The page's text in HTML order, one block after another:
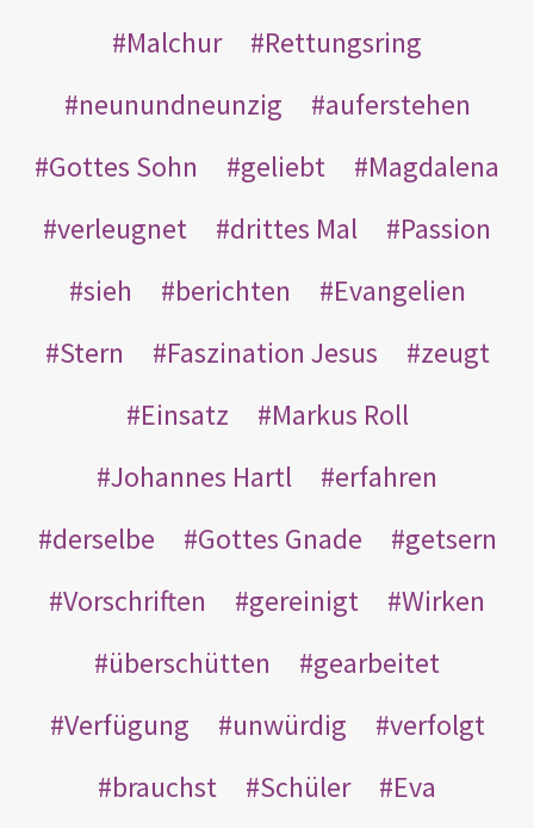
Malchur
Rettungsring
neunundneunzig
auferstehen
Gottes Sohn
geliebt
Magdalena
verleugnet
drittes Mal
Passion
sieh
berichten
Evangelien
Stern
Faszination Jesus
zeugt
Einsatz
Markus Roll
Johannes Hartl
erfahren
derselbe
Gottes Gnade
getsern
Vorschriften
gereinigt
Wirken
überschütten
gearbeitet
Verfügung
unwürdig
verfolgt
brauchst
Schüler
Eva